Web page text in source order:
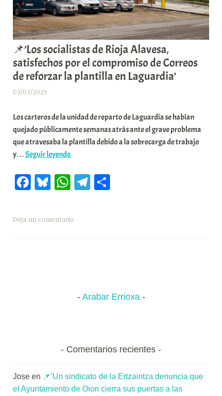
📌’Los socialistas de Rioja Alavesa,
satisfechos por el compromiso de Correos
de reforzar la plantilla en Laguardia’
03/03/2025
a
b
a
r
r
a
Los carteros de la unidad de reparto de Laguardia se habían
quejado públicamente semanas atrás ante el grave problema
que atravesaba la plantilla debido a la sobrecarga de trabajo
y…Seguir leyendo📌’Los
de
Rioja
satisfechos
reforzar
Laguardia’
Fa
bo
Bl
sk
W
ts
Te
Deja un comentario
Arabar Errioxa
Comentarios recientes
Jose en 📌’Un sindicato de la Ertzaintza denuncia que
el Ayuntamiento de Oion cierra sus puertas a las